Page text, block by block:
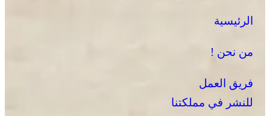
برقية تعزية ومواساة من أسرة جريدة “مملكتنا” إلى الأستاذ
المرحوم مُّحمد العمراني
الرئيسية
من نحن !
فريق العمل
للنشر في مملكتنا